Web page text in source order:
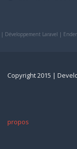
| Développement Laravel |
Copyright 2015 |
propos